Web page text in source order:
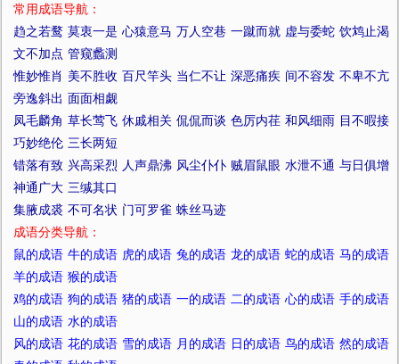
常用成语导航：
趋之若鹜 莫衷一是 心猿意马 万人空巷 一蹴而就 虚与委蛇 饮鸩止渴
文不加点 管窥蠡测
惟妙惟肖 美不胜收 百尺竿头 当仁不让 深恶痛疾 间不容发 不卑不亢
旁逸斜出 面面相觑
凤毛麟角 草长莺飞 休戚相关 侃侃而谈 色厉内荏 和风细雨 目不暇接
巧妙绝伦 三长两短
错落有致 兴高采烈 人声鼎沸 风尘仆仆 贼眉鼠眼 水泄不通 与日俱增
神通广大 三缄其口
集腋成裘 不可名状 门可罗雀 蛛丝马迹
成语分类导航：
鼠的成语 牛的成语 虎的成语 兔的成语 龙的成语 蛇的成语 马的成语
羊的成语 猴的成语
鸡的成语 狗的成语 猪的成语 一的成语 二的成语 心的成语 手的成语
山的成语 水的成语
风的成语 花的成语 雪的成语 月的成语 日的成语 鸟的成语 然的成语